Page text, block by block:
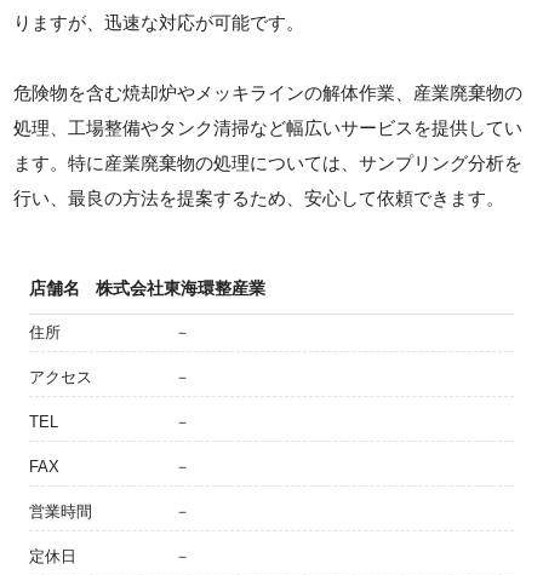
りますが、迅速な対応が可能です。
危険物を含む焼却炉やメッキラインの解体作業、産業廃棄物の
処理、工場整備やタンク清掃など幅広いサービスを提供してい
ます。特に産業廃棄物の処理については、サンプリング分析を
行い、最良の方法を提案するため、安心して依頼できます。
店舗名 株式会社東海環整産業
住所 －
アクセス －
TEL －
FAX －
営業時間 －
定休日 －